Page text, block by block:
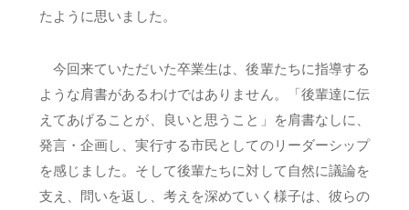
たように思いました。
今回来ていただいた卒業生は、後輩たちに指導する
ような肩書があるわけではありません。「後輩達に伝
えてあげることが、良いと思うこと」を肩書なしに、
発言・企画し、実行する市民としてのリーダーシップ
を感じました。そして後輩たちに対して自然に議論を
支え、問いを返し、考えを深めていく様子は、彼らの